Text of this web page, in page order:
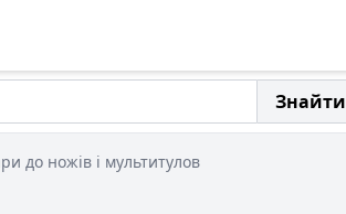
Знайти
до ножів і мультитулов